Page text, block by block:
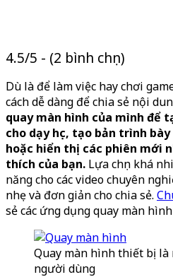
4.5/5 - (2 bình chọn)
Dù là để làm việc hay chơi
cách dễ dàng để chia sẻ nội
quay màn hình của mình để
cho dạy học, tạo bản trình
hoặc hiển thị các phiên mới
thích của bạn. Lựa chọn khá
năng cho các video chuyên
nhẹ và đơn giản cho chia sẻ.
sẻ các ứng dụng quay màn
Quay màn hình thiết bị là
người dùng